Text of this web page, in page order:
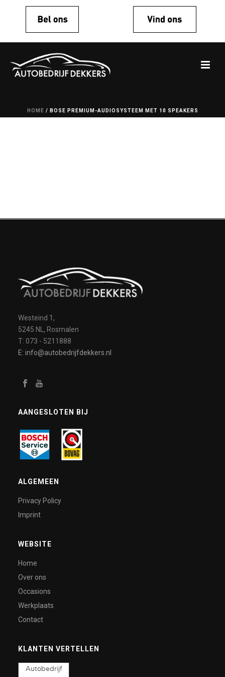
HOME / BOSE PREMIUM-AUDIOSYSTEEM MET 10 SPEAKERS
Westeind 1,
5245 NL, Rosmalen
T: 073 - 5211888
E: info@autobedrijfdekkers.nl
AANGESLOTEN BIJ
ALGEMEEN
Privacy Policy
Imprint
WEBSITE
Home
Over ons
Occasions
Werkplaats
Contact
KLANTEN VERTELLEN
Autobedrijf